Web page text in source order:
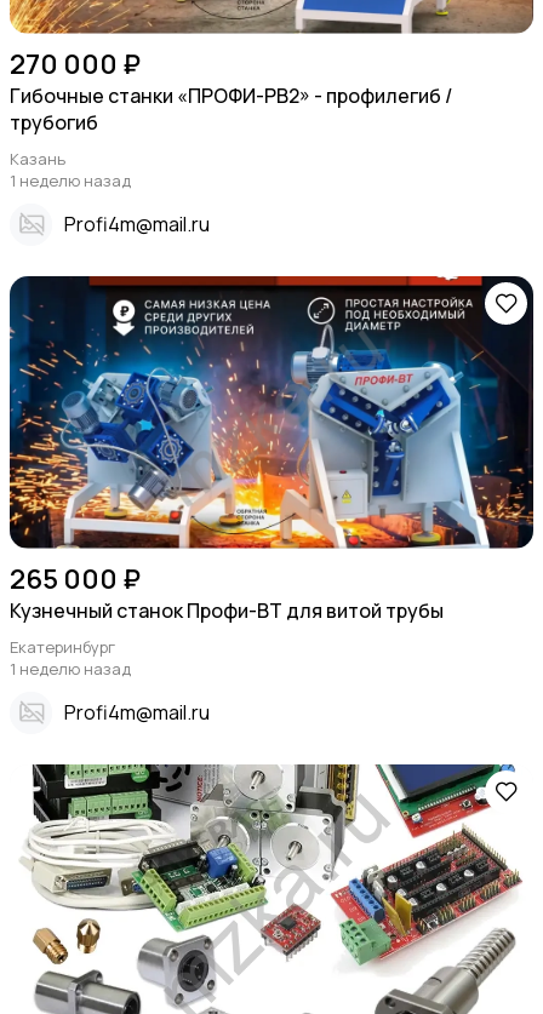
270 000 ₽
Гибочные станки «ПРОФИ-РВ2» - профилегиб /
трубогиб
Казань
1 неделю назад
Profi4m@mail.ru
265 000 ₽
Кузнечный станок Профи-ВТ для витой трубы
Екатеринбург
1 неделю назад
Profi4m@mail.ru